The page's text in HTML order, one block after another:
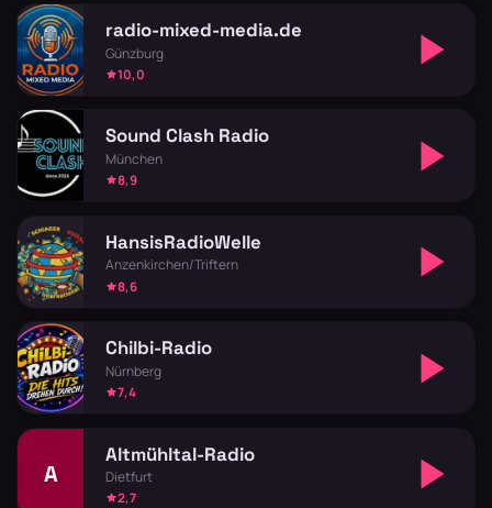
radio-mixed-media.de
Günzburg
10,0
Sound Clash Radio
München
8,9
HansisRadioWelle
Anzenkirchen/Triftern
8,6
Chilbi-Radio
Nürnberg
7,4
A
Altmühltal-Radio
Dietfurt
2,7